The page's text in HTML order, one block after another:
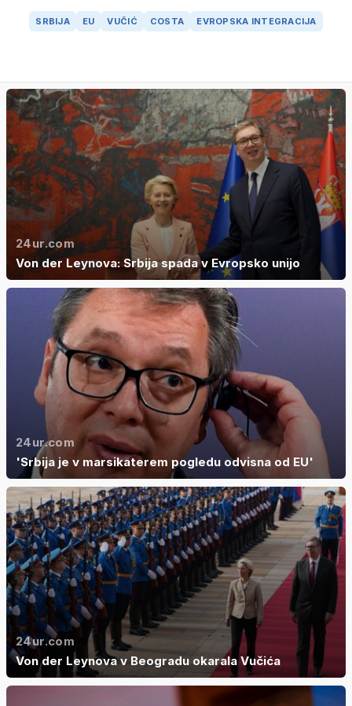
SRBIJA EU VUČIĆ COSTA EVROPSKA INTEGRACIJA
24ur.com
Von der Leynova: Srbija spada v Evropsko unijo
24ur.com
'Srbija je v marsikaterem pogledu odvisna od EU'
24ur.com
Von der Leynova v Beogradu okarala Vučića